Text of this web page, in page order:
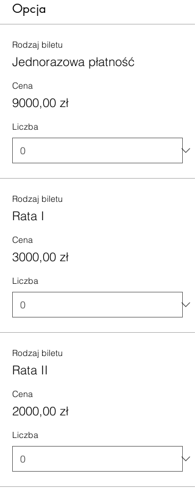
Opcja
Rodzaj biletu
Jednorazowa płatność
Cena
9000,00 zł
Liczba
Rodzaj biletu
Rata I
Cena
3000,00 zł
Liczba
Rodzaj biletu
Rata II
Cena
2000,00 zł
Liczba